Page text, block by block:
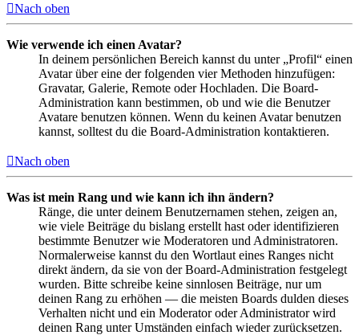
Nach oben
Wie verwende ich einen Avatar?
In deinem persönlichen Bereich kannst du unter „Profil“ einen
Avatar über eine der folgenden vier Methoden hinzufügen:
Gravatar, Galerie, Remote oder Hochladen. Die Board-
Administration kann bestimmen, ob und wie die Benutzer
Avatare benutzen können. Wenn du keinen Avatar benutzen
kannst, solltest du die Board-Administration kontaktieren.
Nach oben
Was ist mein Rang und wie kann ich ihn ändern?
Ränge, die unter deinem Benutzernamen stehen, zeigen an,
wie viele Beiträge du bislang erstellt hast oder identifizieren
bestimmte Benutzer wie Moderatoren und Administratoren.
Normalerweise kannst du den Wortlaut eines Ranges nicht
direkt ändern, da sie von der Board-Administration festgelegt
wurden. Bitte schreibe keine sinnlosen Beiträge, nur um
deinen Rang zu erhöhen — die meisten Boards dulden dieses
Verhalten nicht und ein Moderator oder Administrator wird
deinen Rang unter Umständen einfach wieder zurücksetzen.